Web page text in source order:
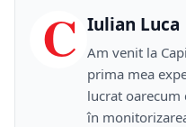
C Iulian Luca
Am venit la
prima mea
lucrat oarecum
în